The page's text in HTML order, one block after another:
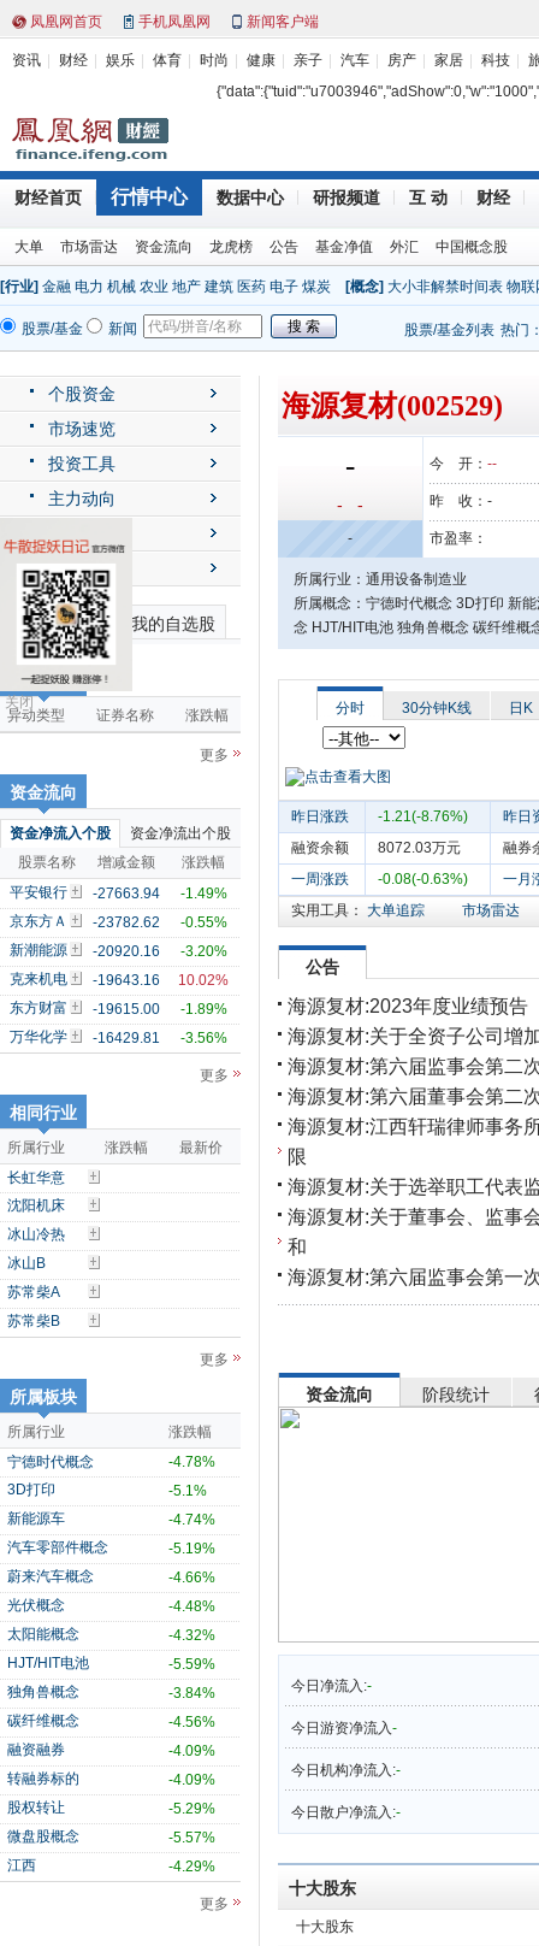
关闭
凤凰网首页 手机凤凰网 新闻客户端
资讯 财经 娱乐 体育 时尚 健康 亲子 汽车 房产 家居 科技
财经首页 行情中心 数据中心 研报频道 互 动 财经
大单 市场雷达 资金流向 龙虎榜 公告 基金净值 外汇 中国概念股
[行业] 金融 电力 机械 农业 地产 建筑 医药 电子 煤炭 [概念] 大小非解禁时间表 物联
股票/基金 新闻 股票/基金列表 热门
个股资金
市场速览
投资工具
主力动向
送配解禁
最近浏览个股 我的自选股
市场雷达
异动类型 证券名称 涨跌幅
更多
资金流向
资金净流入个股
资金净流出个股
股票名称
增减金额
涨跌幅
平安银行
-27663.94
-1.49%
京东方Ａ
-23782.62
-0.55%
新潮能源
-20920.16
-3.20%
克来机电
-19643.16
10.02%
东方财富
-19615.00
-1.89%
万华化学
-16429.81 -3.56%
更多
相同行业
所属行业 涨跌幅
最新价
长虹华意
沈阳机床
冰山冷热
冰山B
苏常柴A
苏常柴B
更多
所属板块
所属行业
涨跌幅
宁德时代概念
-4.78%
3D打印
-5.1%
新能源车
-4.74%
汽车零部件概念
-5.19%
蔚来汽车概念
-4.66%
光伏概念
-4.48%
太阳能概念
-4.32%
HJT/HIT电池
-5.59%
独角兽概念
-3.84%
碳纤维概念
-4.56%
融资融券
-4.09%
转融券标的
-4.09%
股权转让
-5.29%
微盘股概念
-5.57%
江西
-4.29%
更多
海源复材(002529)
-
- -
-
今 开： --
昨 收： -
市盈率：
所属行业：通用设备制造业
所属概念：宁德时代概念 3D打印 新
念 HJT/HIT电池 独角兽概念 碳纤维
分时 30分钟K线 日K
昨日涨跌 -1.21(-8.76%)
昨日
融资余额
8072.03万元
融券
一周涨跌
-0.08(-0.63%)
一月
实用工具： 大单追踪 市场雷达
公告
海源复材:2023年度业绩预告
海源复材:关于全资子公司增
海源复材:第六届监事会第二
海源复材:第六届董事会第二
海源复材:江西轩瑞律师事务
限
海源复材:关于选举职工代表
海源复材:关于董事会、监事
和
海源复材:第六届监事会第一
资金流向 阶段统计
今日净流入:-
今日游资净流入-
今日机构净流入:-
今日散户净流入:-
十大股东
十大股东